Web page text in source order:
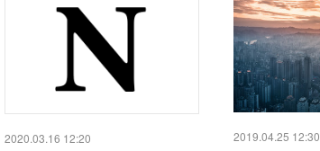
2020.03.16 12:20 2019.04.25 12:30